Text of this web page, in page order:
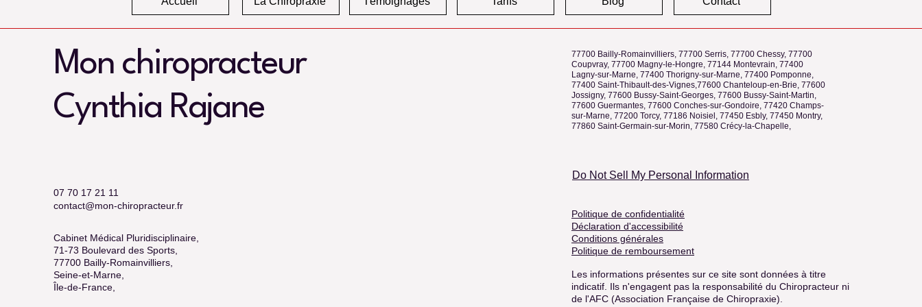
Mon chiropracteur
Cynthia Rajane
07 70 17 21 11
contact@mon-chiropracteur.fr
Cabinet Médical Pluridisciplinaire,
71-73 Boulevard des Sports,
77700 Bailly-Romainvilliers,
Seine-et-Marne,
Île-de-France,
77700 Bailly-Romainvilliers, 77700 Serris, 77700 Chessy, 77700
Coupvray, 77700 Magny-le-Hongre, 77144 Montevrain, 77400
Lagny-sur-Marne, 77400 Thorigny-sur-Marne, 77400 Pomponne,
77400 Saint-Thibault-des-Vignes,77600 Chanteloup-en-Brie, 77600
Jossigny, 77600 Bussy-Saint-Georges, 77600 Bussy-Saint-Martin,
77600 Guermantes, 77600 Conches-sur-Gondoire, 77420 Champs-
sur-Marne, 77200 Torcy, 77186 Noisiel, 77450 Esbly, 77450 Montry,
77860 Saint-Germain-sur-Morin, 77580 Crécy-la-Chapelle,
Do Not Sell My Personal Information
Politique de confidentialité
Déclaration d'accessibilité
Conditions générales
Politique de remboursement
Les informations présentes sur ce site sont données à titre
indicatif. Ils n'engagent pas la responsabilité du Chiropracteur ni
de l'AFC (Association Française de Chiropraxie).